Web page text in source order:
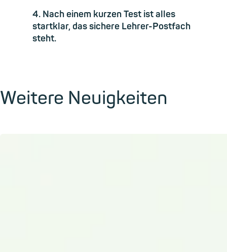
4. Nach einem kurzen Test ist alles
startklar, das sichere Lehrer-Postfach
steht.
Weitere Neuigkeiten